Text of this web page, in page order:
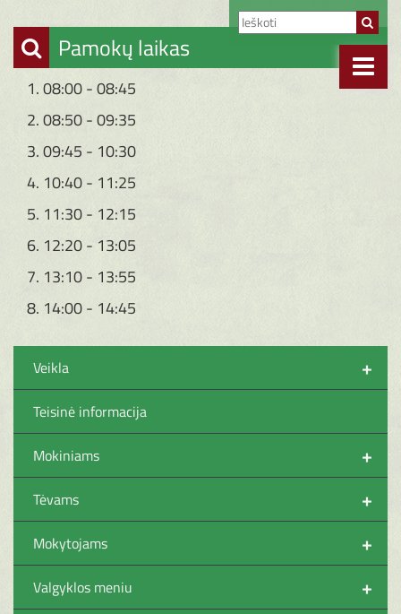
Pamokų laikas
1. 08:00 - 08:45
2. 08:50 - 09:35
3. 09:45 - 10:30
4. 10:40 - 11:25
5. 11:30 - 12:15
6. 12:20 - 13:05
7. 13:10 - 13:55
8. 14:00 - 14:45
+
Veikla
Teisinė informacija
+
Mokiniams
+
Tėvams
+
Mokytojams
+
Valgyklos meniu